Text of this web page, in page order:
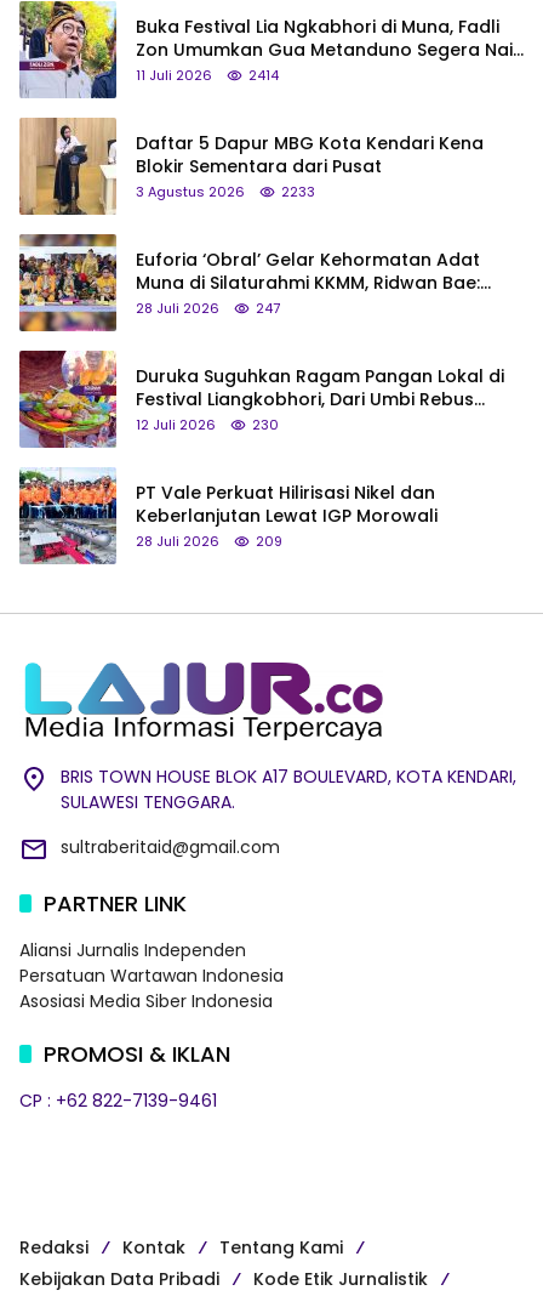
Buka Festival Lia Ngkabhori di Muna, Fadli
Zon Umumkan Gua Metanduno Segera Naik
Status Jadi Cagar Budaya Nasional
11 Juli 2026 2414
Daftar 5 Dapur MBG Kota Kendari Kena
Blokir Sementara dari Pusat
3 Agustus 2026 2233
Euforia ‘Obral’ Gelar Kehormatan Adat
Muna di Silaturahmi KKMM, Ridwan Bae:
Saya Bukan Tipe Begitu, Belum Pantas!
28 Juli 2026 247
Duruka Suguhkan Ragam Pangan Lokal di
Festival Liangkobhori, Dari Umbi Rebus
hingga Tumpeng Beras Muna
12 Juli 2026 230
PT Vale Perkuat Hilirisasi Nikel dan
Keberlanjutan Lewat IGP Morowali
28 Juli 2026 209
BRIS TOWN HOUSE BLOK A17 BOULEVARD, KOTA KENDARI,
SULAWESI TENGGARA.
sultraberitaid@gmail.com
PARTNER LINK
Aliansi Jurnalis Independen
Persatuan Wartawan Indonesia
Asosiasi Media Siber Indonesia
PROMOSI & IKLAN
CP : +62 822-7139-9461
Redaksi Kontak
Tentang Kami
Kebijakan Data Pribadi
Kode Etik Jurnalistik